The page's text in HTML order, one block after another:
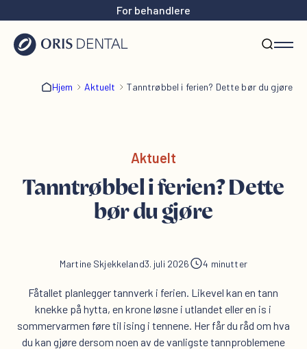
For behandlere
Hjem Aktuelt Tanntrøbbel i ferien? Dette bør du gjøre
Aktuelt
Tanntrøbbel i ferien? Dette
bør du gjøre
Martine Skjekkeland3. juli 2026 4 minutter
Fåtallet planlegger tannverk i ferien. Likevel kan en tann
knekke på hytta, en krone løsne i utlandet eller en is i
sommervarmen føre til ising i tennene. Her får du råd om hva
du kan gjøre dersom noen av de vanligste tannproblemene